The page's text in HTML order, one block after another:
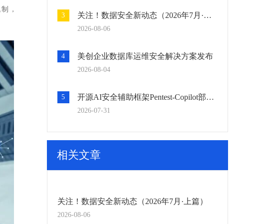
3 关注！数据安全新动态（2026年7月·上篇）
2026-08-06
4 美创企业数据库运维安全解决方案发布
2026-08-04
5 开源AI安全辅助框架Pentest-Copilot部署与使用
2026-07-31
相关文章
关注！数据安全新动态（2026年7月·上篇）
2026-08-06
，